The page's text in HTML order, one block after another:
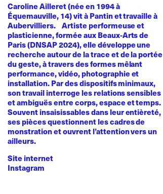
Caroline Ailleret (née en 1994 à
Équemauville, 14) vit à Pantin et travaille à
Aubervilliers. Artiste performeuse et
plasticienne, formée aux Beaux-Arts de
Paris (DNSAP 2024), elle développe une
recherche autour de la trace et de la portée
du geste, à travers des formes mêlant
performance, vidéo, photographie et
installation. Par des dispositifs minimaux,
son travail interroge les relations sensibles
et ambiguës entre corps, espace et temps.
Souvent insaisissables dans leur entièreté,
ses pièces questionnent les cadres de
monstration et ouvrent l’attention vers un
ailleurs.
Site internet
Instagram